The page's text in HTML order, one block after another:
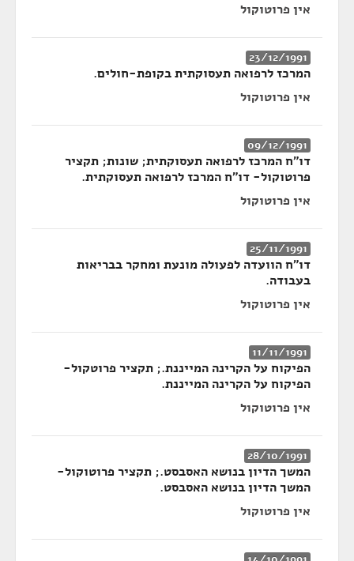
אין פרוטוקול
23/12/1991
המרכז לרפואה תעסוקתית בקופת-חולים.
אין פרוטוקול
09/12/1991
דו״ח המרכז לרפואה תעסוקתית; שונות; תקציר
פרוטוקול- דו״ח המרכז לרפואה תעסוקתית.
אין פרוטוקול
25/11/1991
דו״ח הוועדה לפעולה מונעת ומחקר בבריאות
בעבודה.
אין פרוטוקול
11/11/1991
הפיקוח על הקרינה המייננת.; תקציר פרוטקול-
הפיקוח על הקרינה המייננת.
אין פרוטוקול
28/10/1991
המשך הדיון בנושא האסבסט.; תקציר פרוטוקול-
המשך הדיון בנושא האסבסט.
אין פרוטוקול